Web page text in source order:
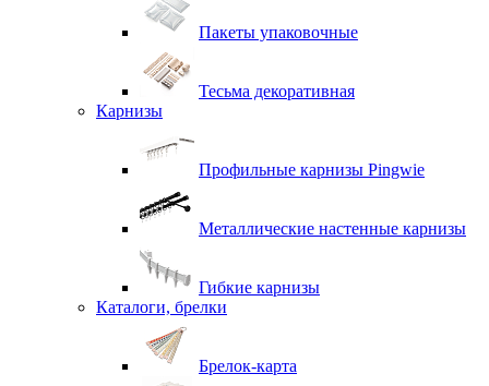
Пакеты упаковочные
Тесьма декоративная
Карнизы
Профильные карнизы Pingwie
Металлические настенные карнизы
Гибкие карнизы
Каталоги, брелки
Брелок-карта